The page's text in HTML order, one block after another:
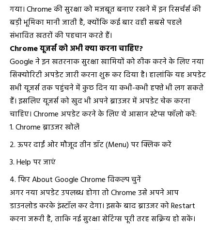
गया। Chrome की सुरक्षा को मजबूत बनाए रखने में इन रिसर्चर्स की
बड़ी भूमिका मानी जाती है, क्योंकि कई बार वही सबसे पहले
संभावित खतरों की पहचान करते हैं।
Chrome यूजर्स को अभी क्या करना चाहिए?
Google ने इन खतरनाक सुरक्षा खामियों को ठीक करने के लिए नया
सिक्योरिटी अपडेट जारी करना शुरू कर दिया है। हालांकि यह अपडेट
सभी यूजर्स तक पहुंचने में कुछ दिन या कभी-कभी हफ्ते भी लग सकते
हैं। इसलिए यूजर्स को खुद भी अपने ब्राउजर में अपडेट चेक करना
चाहिए। Chrome अपडेट करने के लिए ये आसान स्टेप्स फॉलो करें:
Chrome ब्राउजर खोलें
ऊपर दाईं ओर मौजूद तीन डॉट (Menu) पर क्लिक करें
Help पर जाएं
फिर About Google Chrome विकल्प चुनें
अगर नया अपडेट उपलब्ध होगा तो Chrome उसे अपने आप
डाउनलोड करके इंस्टॉल कर देगा। इसके बाद ब्राउजर को Restart
करना जरूरी है, ताकि नई सुरक्षा सेटिंग्स पूरी तरह सक्रिय हो सकें।